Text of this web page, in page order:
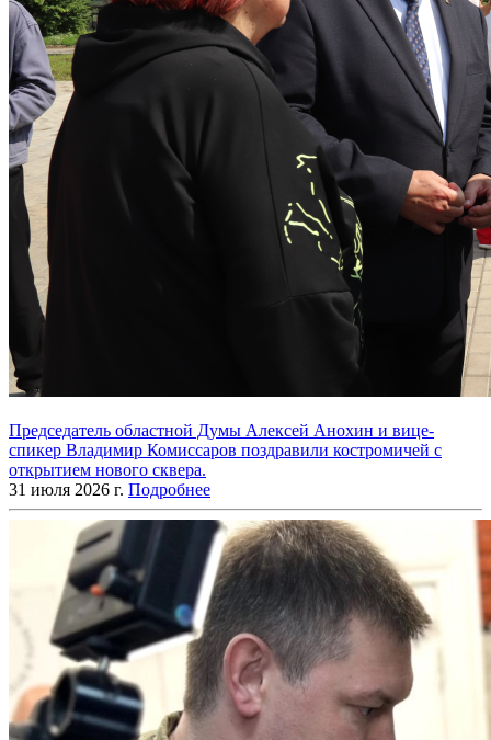
Председатель областной Думы Алексей Анохин и вице-
спикер Владимир Комиссаров поздравили костромичей с
открытием нового сквера.
31 июля 2026 г. Подробнее